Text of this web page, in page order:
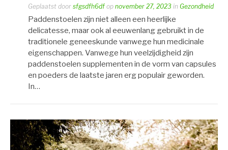
Geplaatst door sfgsdfh6df op november 27, 2023 in Gezondheid
Paddenstoelen zijn niet alleen een heerlijke
delicatesse, maar ook al eeuwenlang gebruikt in de
traditionele geneeskunde vanwege hun medicinale
eigenschappen. Vanwege hun veelzijdigheid zijn
paddenstoelen supplementen in de vorm van capsules
en poeders de laatste jaren erg populair geworden.
In…